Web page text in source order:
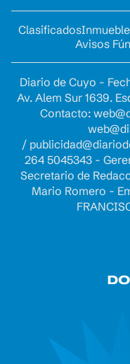
Clasificados
Avisos
Diario de Cuyo -
Av. Alem Sur 1639.
Contacto:
/
264 5045343 -
Secretario de
Mario Romero -